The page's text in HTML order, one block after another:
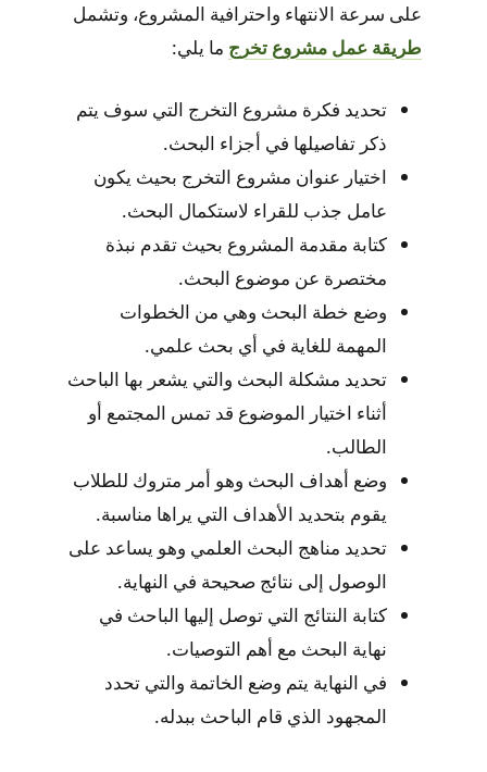
على سرعة الانتهاء واحترافية المشروع، وتشمل
طريقة عمل مشروع تخرج ما يلي:
تحديد فكرة مشروع التخرج التي سوف يتم
ذكر تفاصيلها في أجزاء البحث.
اختيار عنوان مشروع التخرج بحيث يكون
عامل جذب للقراء لاستكمال البحث.
كتابة مقدمة المشروع بحيث تقدم نبذة
مختصرة عن موضوع البحث.
وضع خطة البحث وهي من الخطوات
المهمة للغاية في أي بحث علمي.
تحديد مشكلة البحث والتي يشعر بها الباحث
أثناء اختيار الموضوع قد تمس المجتمع أو
الطالب.
وضع أهداف البحث وهو أمر متروك للطلاب
يقوم بتحديد الأهداف التي يراها مناسبة.
تحديد مناهج البحث العلمي وهو يساعد على
الوصول إلى نتائج صحيحة في النهاية.
كتابة النتائج التي توصل إليها الباحث في
نهاية البحث مع أهم التوصيات.
في النهاية يتم وضع الخاتمة والتي تحدد
المجهود الذي قام الباحث ببدله.